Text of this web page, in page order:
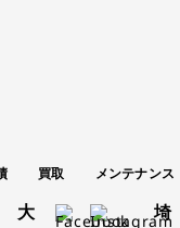
買取 メンテナンス
大
埼